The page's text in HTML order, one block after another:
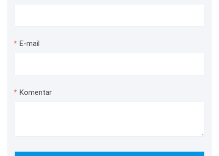
* E-mail
* Komentar